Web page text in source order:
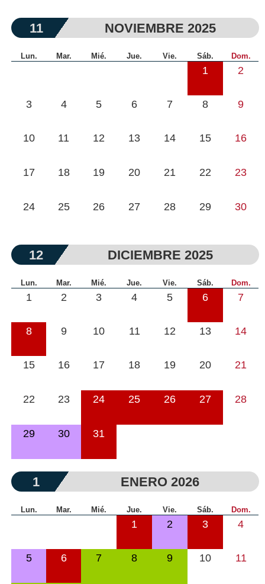
11 NOVIEMBRE 2025
Lun. Mar. Mié. Jue. Vie. Sáb. Dom.
1 2
3 4 5 6 7 8 9
10 11 12 13 14 15 16
17 18 19 20 21 22 23
24 25 26 27 28 29 30
12 DICIEMBRE 2025
Lun. Mar. Mié. Jue. Vie. Sáb. Dom.
1 2 3 4 5 6 7
8 9 10 11 12 13 14
15 16 17 18 19 20 21
22 23 24 25 26 27 28
29 30 31
1 ENERO 2026
Lun. Mar. Mié. Jue. Vie. Sáb. Dom.
1 2 3 4
5 6 7 8 9 10 11